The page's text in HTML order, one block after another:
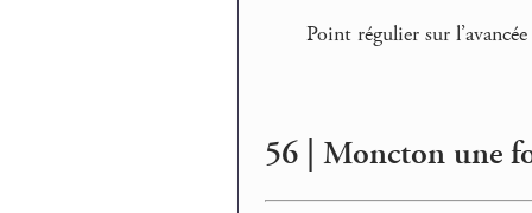
Point régulier sur
56 | Moncton une